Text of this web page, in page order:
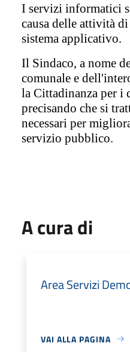
I servizi informatici
causa delle attività
sistema applicativo.
Il Sindaco, a nome
comunale e
la Cittadinanza per i
precisando che si
necessari per
servizio pubblico.
A cura di
Area Servizi
VAI ALLA PAGINA